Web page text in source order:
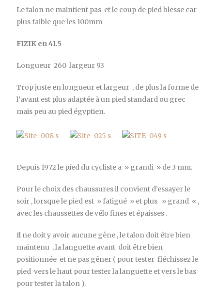
Le talon ne maintient pas et le coup de pied blesse car
plus faible que les 100mm
FIZIK en 41.5
Longueur 260 largeur 93
Trop juste en longueur et largeur , de plus la forme de
l’avant est plus adaptée à un pied standard ou grec
mais peu au pied égyptien.
Depuis 1972 le pied du cycliste a » grandi » de 3 mm.
Pour le choix des chaussures il convient d’essayer le
soir , lorsque le pied est » fatigué » et plus » grand « ,
avec les chaussettes de vélo fines et épaisses .
Il ne doit y avoir aucune gène , le talon doit être bien
maintenu , la languette avant doit être bien
positionnée et ne pas gêner ( pour tester fléchissez le
pied vers le haut pour tester la languette et vers le bas
pour tester la talon ).